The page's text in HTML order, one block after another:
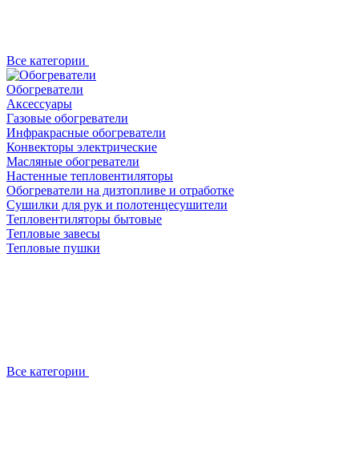
Все категории
Обогреватели
Аксессуары
Газовые обогреватели
Инфракрасные обогреватели
Конвекторы электрические
Масляные обогреватели
Настенные тепловентиляторы
Обогреватели на дизтопливе и отработке
Сушилки для рук и полотенцесушители
Тепловентиляторы бытовые
Тепловые завесы
Тепловые пушки
Все категории